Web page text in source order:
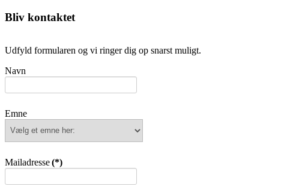
Bliv kontaktet
Udfyld formularen og vi ringer dig op snarst muligt.
Navn
Emne
Mailadresse(*)